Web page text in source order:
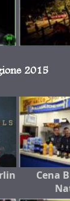
2015
Cena